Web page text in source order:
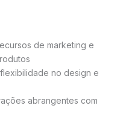
de marketing e
no design e
abrangentes com